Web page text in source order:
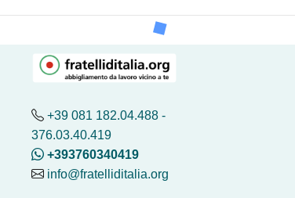
+39 081 182.04.488 -
376.03.40.419
+393760340419
info@fratelliditalia.org